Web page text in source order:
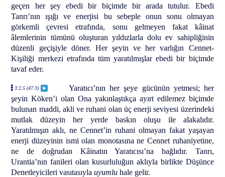
geçen her şey ebedi bir biçimde bir arada tutulur. Ebedi
Tanrı’nın ışığı ve enerjisi bu sebeple onun sonu olmayan
görkemli çevresi etrafında, sonu gelmeyen fakat kâinat
âlemlerinin tümünü oluşturan yıldızlarla dolu ev sahipliğinin
düzenli geçişiyle döner. Her şeyin ve her varlığın Cennet-
Kişiliği merkezi etrafında tüm yaratılmışlar ebedi bir biçimde
tavaf eder.
3:2.5 (47.3)
Yaratıcı’nın her şeye gücünün yetmesi; her
şeyin Köken’i olan Ona yakınlaştıkça ayırt edilemez biçimde
bulunan maddi, akli ve ruhani olan üç enerji seviyesi üzerindeki
mutlak düzeyin her yerde baskın oluşu ile alakalıdır.
Yaratılmışın aklı, ne Cennet’in ruhani olmayan fakat yaşayan
enerji düzeyinin ismi olan monotasına ne Cennet ruhaniyetine,
ne de doğrudan Kâinatın Yaratıcısı’na bağlıdır. Tanrı,
Urantia’nın fanileri olan kusurluluğun aklıyla birlikte Düşünce
Denetleyicileri vasıtasıylauyumlu hale gelir.